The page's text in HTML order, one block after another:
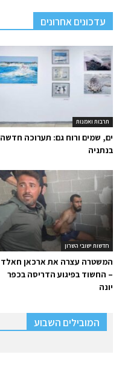
עדכונים אחרונים
תרבות ואמנות
ים, שמים ורוח גם: תערוכה חדשה
בנתניה
חדשות ישובי השרון
המשטרה עצרה את ארכאן חאלד
– החשוד בפיגוע הדריסה בכפר
יונה
המובילים השבוע